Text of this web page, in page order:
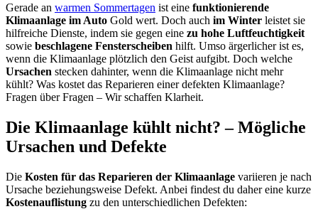
Gerade an warmen Sommertagen ist eine funktionierende
Klimaanlage im Auto Gold wert. Doch auch im Winter leistet sie
hilfreiche Dienste, indem sie gegen eine zu hohe Luftfeuchtigkeit
sowie beschlagene Fensterscheiben hilft. Umso ärgerlicher ist es,
wenn die Klimaanlage plötzlich den Geist aufgibt. Doch welche
Ursachen stecken dahinter, wenn die Klimaanlage nicht mehr
kühlt? Was kostet das Reparieren einer defekten Klimaanlage?
Fragen über Fragen – Wir schaffen Klarheit.
Die Klimaanlage kühlt nicht? – Mögliche
Ursachen und Defekte
Die Kosten für das Reparieren der Klimaanlage variieren je nach
Ursache beziehungsweise Defekt. Anbei findest du daher eine kurze
Kostenauflistung zu den unterschiedlichen Defekten: